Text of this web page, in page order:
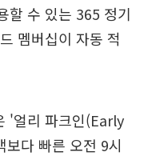
할 수 있는 365 정기
멤버십이 자동 적
'얼리 파크인(Early
다 빠른 오전 9시